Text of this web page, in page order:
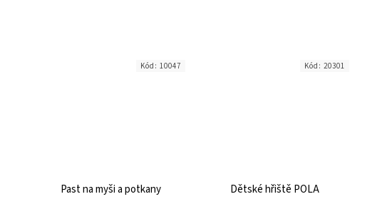
Past na myši a potkany
Kód: 10047
Dětské hřiště POLA
Kód: 20301